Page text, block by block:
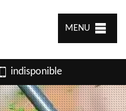
MENU
indisponible